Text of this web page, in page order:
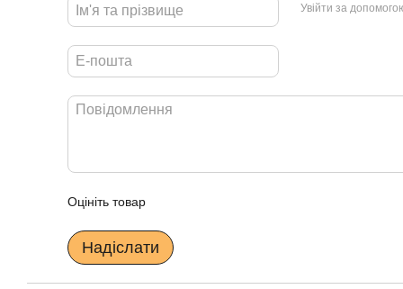
Увійти за
Оцініть товар
Надіслати